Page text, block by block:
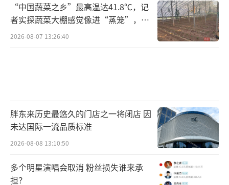
“中国蔬菜之乡”最高温达41.8℃，记
者实探蔬菜大棚感觉像进“蒸笼”，有
村民称只能凌晨两点起来干活
2026-08-07 13:26:40
胖东来历史最悠久的门店之一将闭店 因
未达国际一流品质标准
2026-08-08 13:10:50
多个明星演唱会取消 粉丝损失谁来承
担？